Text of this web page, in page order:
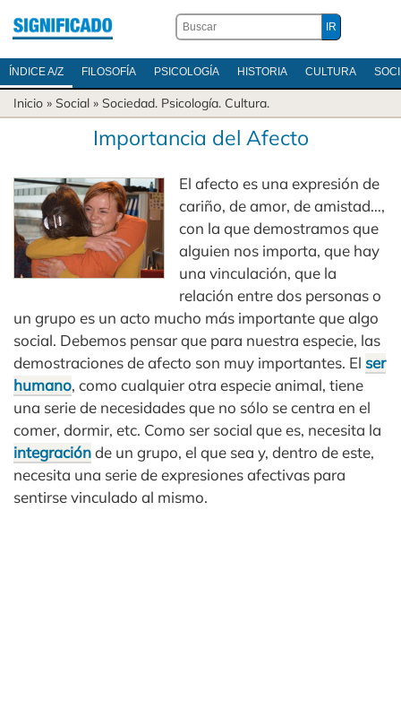
ÍNDICE A/Z FILOSOFÍA PSICOLOGÍA HISTORIA CULTURA
Inicio » Social » Sociedad. Psicología. Cultura.
Importancia del Afecto
El afecto es una expresión de
cariño, de amor, de amistad…,
con la que demostramos que
alguien nos importa, que hay
una vinculación, que la
relación entre dos personas o
un grupo es un acto mucho más importante que algo
social. Debemos pensar que para nuestra especie, las
demostraciones de afecto son muy importantes. El ser
humano, como cualquier otra especie animal, tiene
una serie de necesidades que no sólo se centra en el
comer, dormir, etc. Como ser social que es, necesita la
integraciónde un grupo, el que sea y, dentro de este,
necesita una serie de expresiones afectivas para
sentirse vinculado al mismo.